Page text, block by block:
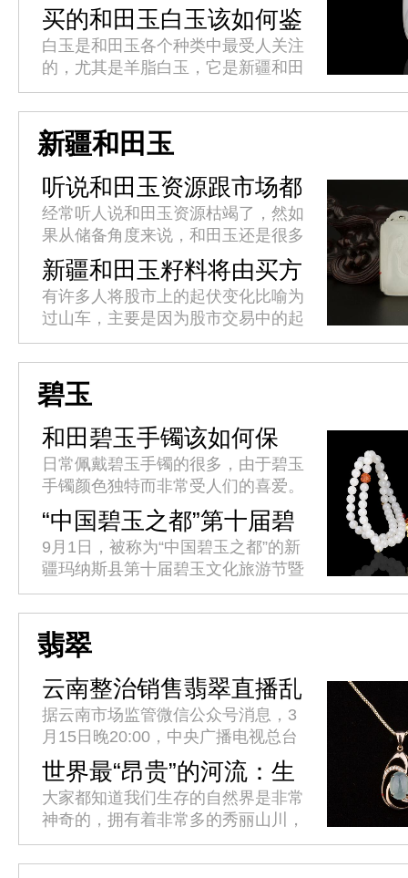
变化，比如会发暗、变黄，纯白无暇
的玉质竟然不复存在。玉石戴着戴着
就变黄的情况是常见的，而其中的
缘...
买的和田玉白玉该如何鉴
别？
白玉是和田玉各个种类中最受人关注
的，尤其是羊脂白玉，它是新疆和田
白玉中的极品，白、糯、润、温、
细，且数量极少。目前市场价格以克
计算，非常珍贵!如何鉴别和田玉白
玉...
新疆和田玉
听说和田玉资源跟市场都
枯竭了?
经常听人说和田玉资源枯竭了，然如
果从储备角度来说，和田玉还是很多
的。那么问题在哪里呢?主要因为和
田玉的挖掘成本越来越高，而且现在
因为政府的限制，而且允许开采的
矿...
新疆和田玉籽料将由买方
市场转变为卖方市场
有许多人将股市上的起伏变化比喻为
过山车，主要是因为股市交易中的起
伏变化迅速而剧烈，高低价格的落差
十分明显。而这种“过山车”式起伏变
化在经济领域同样适用，而这种增...
碧玉
和田碧玉手镯该如何保
养?
日常佩戴碧玉手镯的很多，由于碧玉
手镯颜色独特而非常受人们的喜爱。
它精光内敛，一般呈菠菜绿，光下不
透。拿在手中盘摸一会，会感到有油
的质感。该如何保养碧玉手镯呢?
“中国碧玉之都”第十届碧
玉文化旅游节开幕
9月1日，被称为“中国碧玉之都”的新
疆玛纳斯县第十届碧玉文化旅游节暨
首届乡村文化旅游季开幕。据介绍，
本届碧玉文化旅游节由中国工艺美术
协会主办，新疆工艺美术协会协...
翡翠
云南整治销售翡翠直播乱
象
据云南市场监管微信公众号消息，3
月15日晚20:00，中央广播电视总台
315晚会曝光了云南省昆明呈贡区承
泽字节(云南)科技有限公司在网络直
播平台销售翡翠涉嫌假冒...
世界最“昂贵”的河流：生
产全球95%的翡翠玉石
大家都知道我们生存的自然界是非常
神奇的，拥有着非常多的秀丽山川，
只有你去过的地方越多，你对这个世
界的认知就越深，你的人生阅历才越